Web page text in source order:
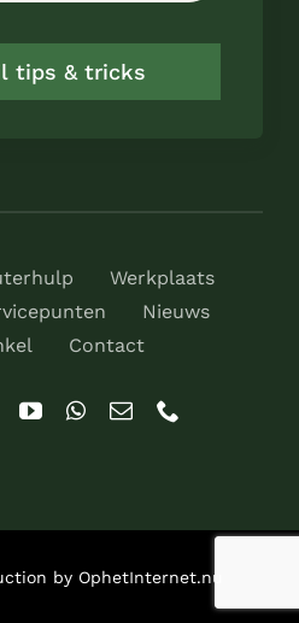
tips & tricks
Werkplaats
Nieuws
Contact
by OphetInternet.nu